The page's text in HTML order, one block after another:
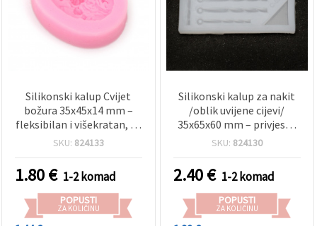
Silikonski kalup Cvijet
božura 35x45x14 mm –
fleksibilan i višekratan, za
polimernu glinu,
DIY izradu nakita
SKU: 824133
1.80€ 1-2 komad
POPUSTI
ZA KOLIČINU
Silikonski kalup za nakit
/oblik uvijene cijevi/
35x65x60 mm – privjesci,
DIY uradi-sam pribor
SKU: 824130
2.40€ 1-2 komad
POPUSTI
ZA KOLIČINU